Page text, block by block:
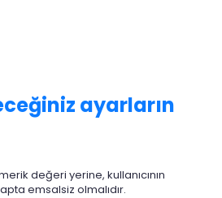
ayarların
değeri yerine, kullanıcının
emsalsiz olmalıdır.